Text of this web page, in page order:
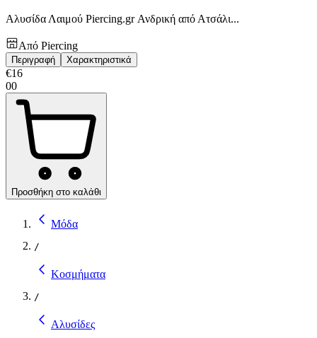
Αλυσίδα Λαιμού Piercing.gr Ανδρική από Ατσάλι...
Από Piercing
Περιγραφή Χαρακτηριστικά
€16
00
Προσθήκη στο καλάθι
Μόδα
/
Κοσμήματα
/
Αλυσίδες